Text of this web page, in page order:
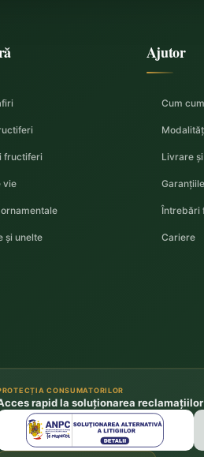
fructiferi
vie
și unelte
Ajutor
Cum
Livrare
Întrebări
Cariere
CONSUMATORILOR
rapid la soluționarea reclamațiilor